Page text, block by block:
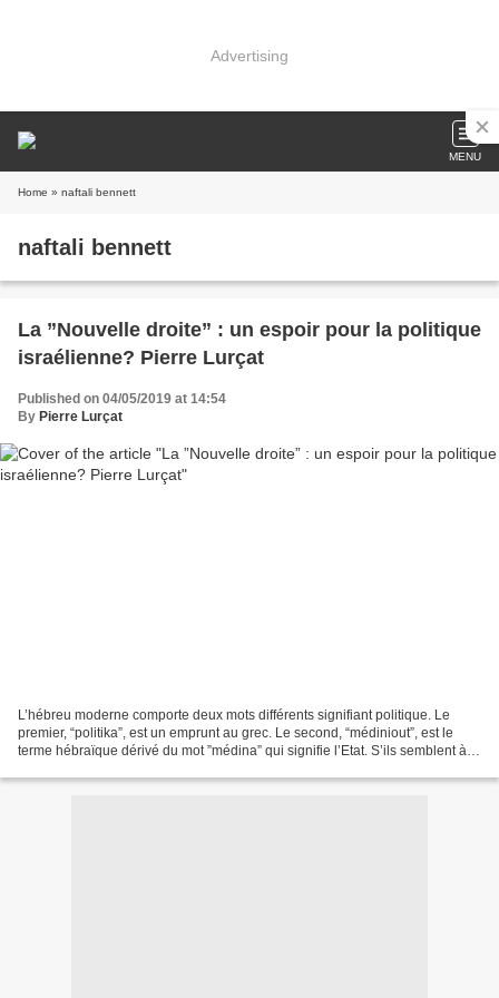
Advertising
MENU
Home » naftali bennett
naftali bennett
La ”Nouvelle droite” : un espoir pour la politique
israélienne? Pierre Lurçat
Published on 04/05/2019 at 14:54
By Pierre Lurçat
L’hébreu moderne comporte deux mots différents signifiant politique. Le
premier, “politika”, est un emprunt au grec. Le second, “médiniout”, est le
terme hébraïque dérivé du mot ”médina” qui signifie l’Etat. S’ils semblent à